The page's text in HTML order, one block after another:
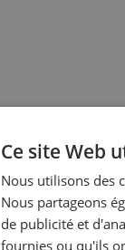
Ce site Web
Nous utilisons des
Nous partageons
de publicité et
fournies ou qu'ils